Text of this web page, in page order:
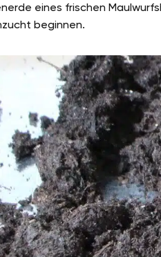
eines frischen
beginnen.